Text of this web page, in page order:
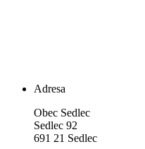
Adresa
Obec Sedlec
Sedlec 92
691 21 Sedlec